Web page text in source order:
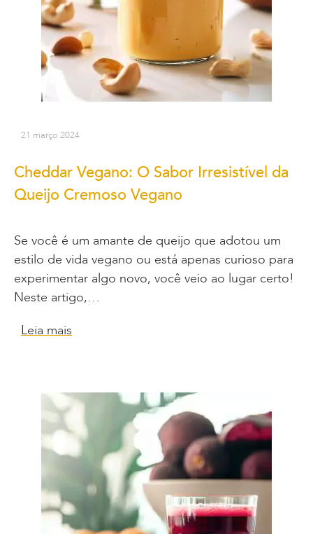
21 março 2024
Cheddar Vegano: O Sabor Irresistível da
Queijo Cremoso Vegano
Se você é um amante de queijo que adotou um
estilo de vida vegano ou está apenas curioso para
experimentar algo novo, você veio ao lugar certo!
Neste artigo,…
Leia mais